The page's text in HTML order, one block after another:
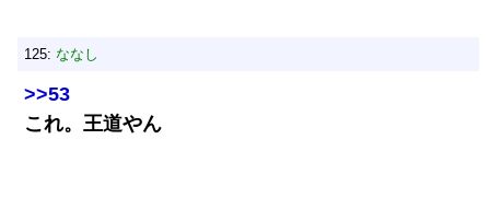
125: ななし
>>53
これ。王道やん